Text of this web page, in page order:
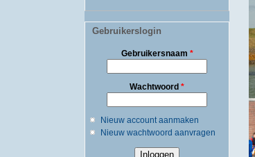
Gebruikerslogin
Gebruikersnaam *
Wachtwoord *
Nieuw account aanmaken
Nieuw wachtwoord aanvragen